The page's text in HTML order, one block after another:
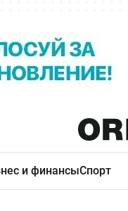
и финансыСпорт